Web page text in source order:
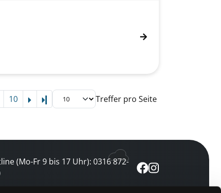
10 Letzte Seite Treffer pro Seite
(Mo-Fr 9 bis 17 Uhr): 0316 872-